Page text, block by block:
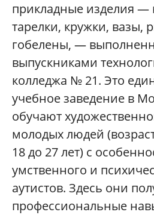
прикладные изделия —
тарелки, кружки, вазы,
гобелены, —
выпускниками
колледжа № 21. Это
учебное заведение в
обучают
молодых людей
18 до 27 лет) с
умственного и
аутистов. Здесь они
профессиональные